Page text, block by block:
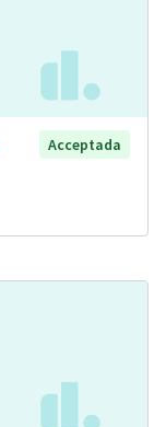
Acceptada